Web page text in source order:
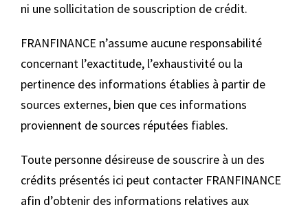
ni une sollicitation de souscription de crédit.
FRANFINANCE n’assume aucune responsabilité
concernant l’exactitude, l’exhaustivité ou la
pertinence des informations établies à partir de
sources externes, bien que ces informations
proviennent de sources réputées fiables.
Toute personne désireuse de souscrire à un des
crédits présentés ici peut contacter FRANFINANCE
afin d’obtenir des informations relatives aux